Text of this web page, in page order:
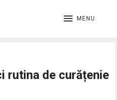
MENU
rutina de curățenie